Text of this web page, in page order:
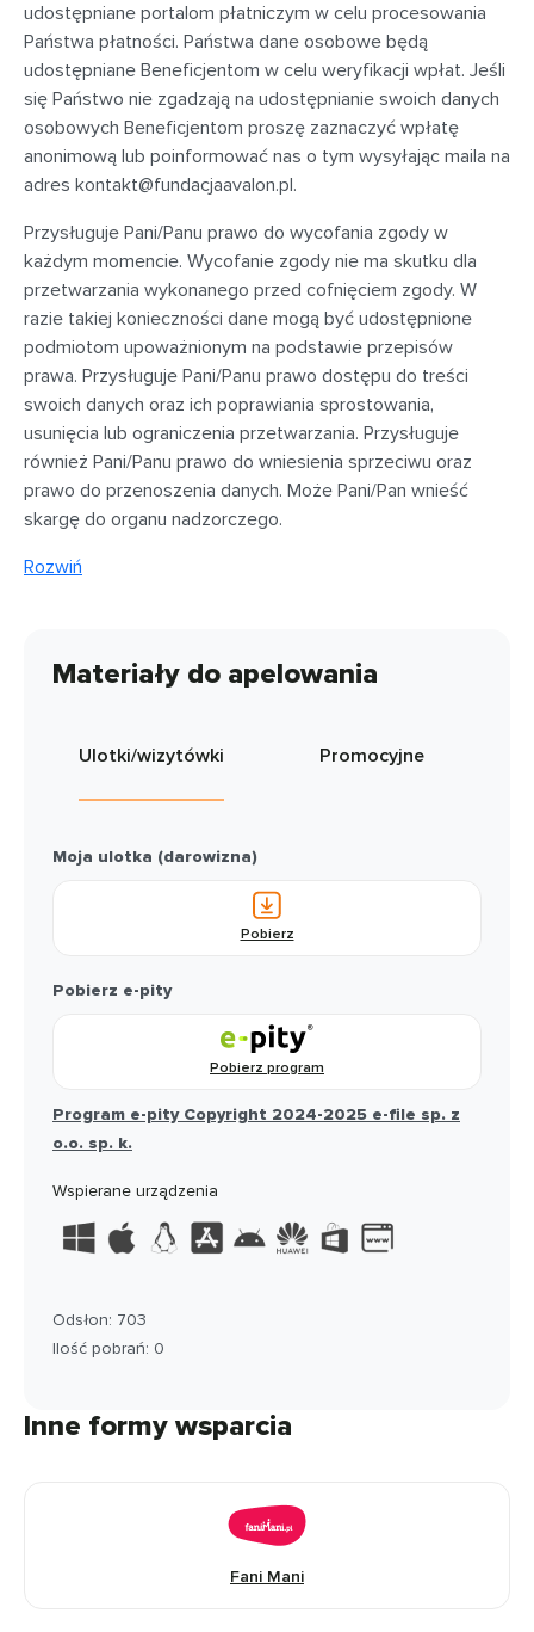
Materiały do apelowania
Ulotki/wizytówki Promocyjne
Moja ulotka (darowizna)
Pobierz
Pobierz e-pity
Pobierz program
Program e-pity Copyright 2024-2025 e-file sp. z
o.o. sp. k.
Wspierane urządzenia
Odsłon: 703
Ilość pobrań: 0
udostępniane portalom płatniczym w celu procesowania
Państwa płatności. Państwa dane osobowe będą
udostępniane Beneficjentom w celu weryfikacji wpłat. Jeśli
się Państwo nie zgadzają na udostępnianie swoich danych
osobowych Beneficjentom proszę zaznaczyć wpłatę
anonimową lub poinformować nas o tym wysyłając maila na
adres kontakt@fundacjaavalon.pl.
Przysługuje Pani/Panu prawo do wycofania zgody w
każdym momencie. Wycofanie zgody nie ma skutku dla
przetwarzania wykonanego przed cofnięciem zgody. W
razie takiej konieczności dane mogą być udostępnione
podmiotom upoważnionym na podstawie przepisów
prawa. Przysługuje Pani/Panu prawo dostępu do treści
swoich danych oraz ich poprawiania sprostowania,
usunięcia lub ograniczenia przetwarzania. Przysługuje
również Pani/Panu prawo do wniesienia sprzeciwu oraz
prawo do przenoszenia danych. Może Pani/Pan wnieść
skargę do organu nadzorczego.
Rozwiń
Inne formy wsparcia
Fani Mani